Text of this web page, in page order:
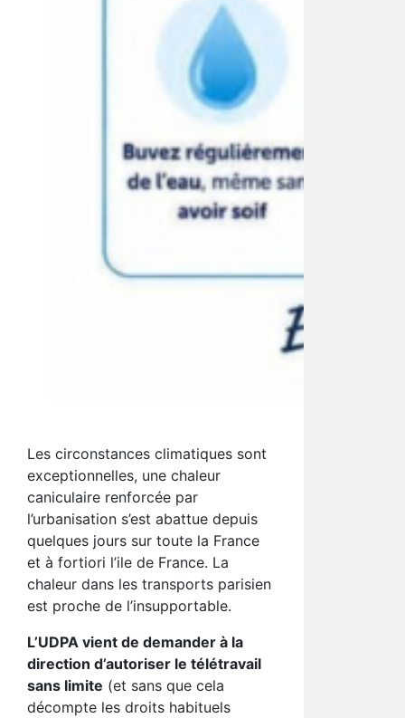
Les circonstances climatiques sont
exceptionnelles, une chaleur
caniculaire renforcée par
l’urbanisation s’est abattue depuis
quelques jours sur toute la France
et à fortiori l’ile de France. La
chaleur dans les transports parisien
est proche de l’insupportable.
L’UDPA vient de demander à la
direction d’autoriser le télétravail
sans limite (et sans que cela
décompte les droits habituels